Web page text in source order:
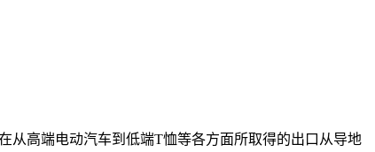
高端电动汽车到低端T恤等各方面所取得的出口从导地